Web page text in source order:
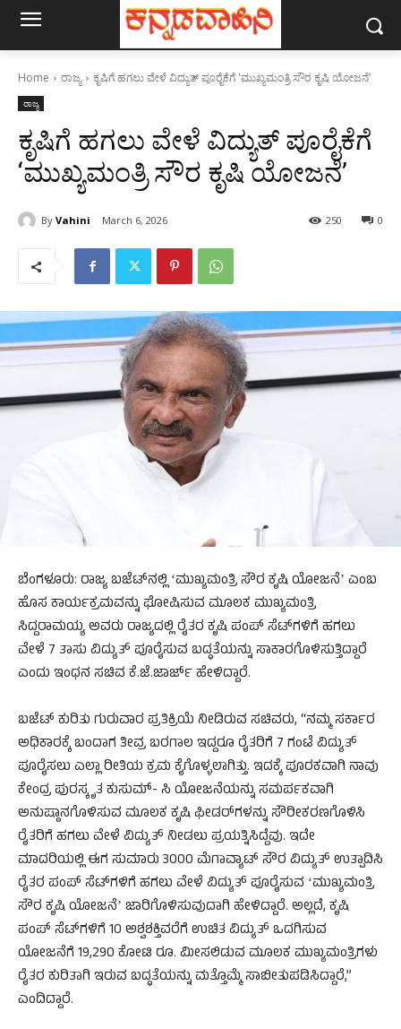
Home ರಾಜ್ಯ ಕೃಷಿಗೆ ಹಗಲು ವೇಳೆ ವಿದ್ಯುತ್‌ ಪೂರೈಕೆಗೆ 'ಮುಖ್ಯಮಂತ್ರಿ ಸೌರ ಕೃಷಿ ಯೋಜನೆʼ
ರಾಜ್ಯ
ಕೃಷಿಗೆ ಹಗಲು ವೇಳೆ ವಿದ್ಯುತ್‌ ಪೂರೈಕೆಗೆ
‘ಮುಖ್ಯಮಂತ್ರಿ ಸೌರ ಕೃಷಿ ಯೋಜನೆʼ
By Vahini March 6, 2026 0
250
ಬೆಂಗಳೂರು: ರಾಜ್ಯ ಬಜೆಟ್‌ನಲ್ಲಿ ʻಮುಖ್ಯಮಂತ್ರಿ ಸೌರ ಕೃಷಿ ಯೋಜನೆʼ ಎಂಬ
ಹೊಸ ಕಾರ್ಯಕ್ರಮವನ್ನು ಘೋಷಿಸುವ ಮೂಲಕ ಮುಖ್ಯಮಂತ್ರಿ
ಸಿದ್ದರಾಮಯ್ಯ ಅವರು ರಾಜ್ಯದಲ್ಲಿ ರೈತರ ಕೃಷಿ ಪಂಪ್ ಸೆಟ್‌ಗಳಿಗೆ ಹಗಲು
ವೇಳೆ 7 ತಾಸು ವಿದ್ಯುತ್ ಪೂರೈಸುವ ಬದ್ಧತೆಯನ್ನು ಸಾಕಾರಗೊಳಿಸುತ್ತಿದ್ದಾರೆ
ಎಂದು ಇಂಧನ ಸಚಿವ ಕೆ.ಜೆ.ಜಾರ್ಜ್ ಹೇಳಿದ್ದಾರೆ.
ಬಜೆಟ್ ಕುರಿತು ಗುರುವಾರ ಪ್ರತಿಕ್ರಿಯೆ ನೀಡಿರುವ ಸಚಿವರು, “ನಮ್ಮ ಸರ್ಕಾರ
ಅಧಿಕಾರಕ್ಕೆ ಬಂದಾಗ ತೀವ್ರ ಬರಗಾಲ ಇದ್ದರೂ ರೈತರಿಗೆ 7 ಗಂಟೆ ವಿದ್ಯುತ್
ಪೂರೈಸಲು ಎಲ್ಲಾ ರೀತಿಯ ಕ್ರಮ ಕೈಗೊಳ್ಳಲಾಗಿತ್ತು. ಇದಕ್ಕೆ ಪೂರಕವಾಗಿ ನಾವು
ಕೇಂದ್ರ ಪುರಸ್ಕೃತ ಕುಸುಮ್- ಸಿ ಯೋಜನೆಯನ್ನು ಸಮರ್ಪಕವಾಗಿ
ಅನುಷ್ಠಾನಗೊಳಿಸುವ ಮೂಲಕ ಕೃಷಿ ಫೀಡರ್‌ಗಳನ್ನು ಸೌರೀಕರಣಗೊಳಿಸಿ
ರೈತರಿಗೆ ಹಗಲು ವೇಳೆ ವಿದ್ಯುತ್ ನೀಡಲು ಪ್ರಯತ್ನಿಸಿದ್ದೆವು. ಇದೇ
ಮಾದರಿಯಲ್ಲಿ ಈಗ ಸುಮಾರು 3000 ಮೆಗಾವ್ಯಾಟ್ ಸೌರ ವಿದ್ಯುತ್ ಉತ್ಪಾದಿಸಿ
ರೈತರ ಪಂಪ್ ಸೆಟ್‌ಗಳಿಗೆ ಹಗಲು ವೇಳೆ ವಿದ್ಯುತ್ ಪೂರೈಸುವ ʻಮುಖ್ಯಮಂತ್ರಿ
ಸೌರ ಕೃಷಿ ಯೋಜನೆʼ ಜಾರಿಗೊಳಿಸುವುದಾಗಿ ಹೇಳಿದ್ದಾರೆ. ಅಲ್ಲದೆ, ಕೃಷಿ
ಪಂಪ್ ಸೆಟ್‌ಗಳಿಗೆ 10 ಅಶ್ವಶಕ್ತಿವರೆಗೆ ಉಚಿತ ವಿದ್ಯುತ್ ಒದಗಿಸುವ
ಯೋಜನೆಗೆ 19,290 ಕೋಟಿ ರೂ. ಮೀಸಲಿಡುವ ಮೂಲಕ ಮುಖ್ಯಮಂತ್ರಿಗಳು
ರೈತರ ಕುರಿತಾಗಿ ಇರುವ ಬದ್ಧತೆಯನ್ನು ಮತ್ತೊಮ್ಮೆ ಸಾಬೀತುಪಡಿಸಿದ್ದಾರೆ,”
ಎಂದಿದ್ದಾರೆ.